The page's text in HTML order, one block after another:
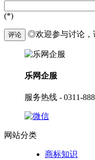
(*)
评论 ◎欢迎参与讨论，
乐网企服
服务热线 - 0311-
网站分类
商标知识